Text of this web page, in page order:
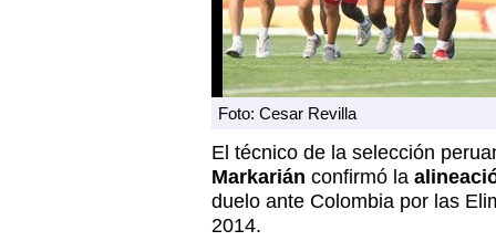
Foto: Cesar Revilla
El técnico de la selección
Markarián confirmó la
duelo ante Colombia por las
2014.